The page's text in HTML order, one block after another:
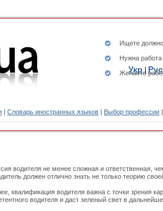
Ищете
Нужна
Желаете
| Словарь иностранных языков | Выбор профессии
Укр| Рус
водителя не менее сложная и ответственная,
должен отлично знать не только теорию
квалификация водителя важна с точки зрения
водителя и даст зеленый свет в